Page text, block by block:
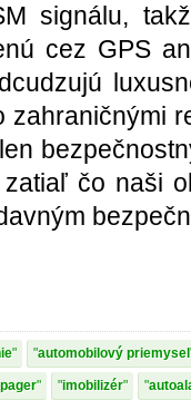
signálu,
cez GPS
zahraničnými
čo naši
automobilový priemysel
pager imobilizér